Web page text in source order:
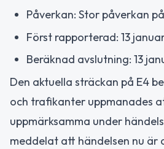
Påverkan: Stor påverkan
Först rapporterad: 13
Beräknad avslutning: 13
Den aktuella sträckan på E4
och trafikanter uppmanades
uppmärksamma under
meddelat att händelsen nu är